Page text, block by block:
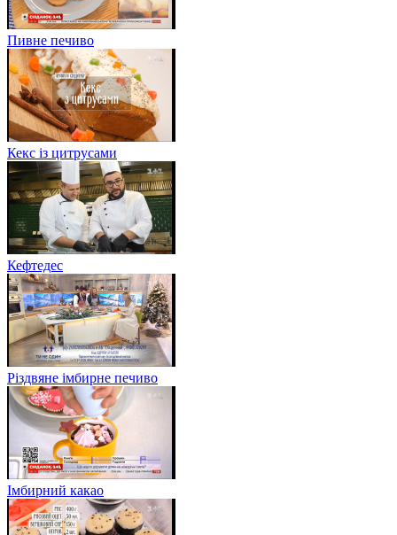
Пивне печиво
Кекс із цитрусами
Кефтедес
Різдвяне імбирне печиво
Імбирний какао